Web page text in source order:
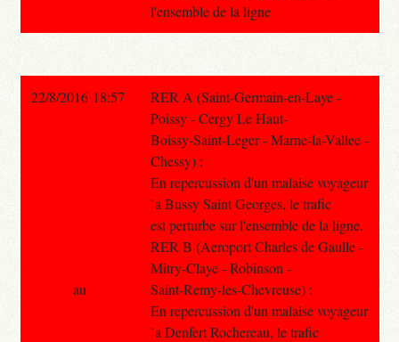
l'ensemble de la ligne
22/8/2016 18:57
RER A (Saint-Germain-en-Laye -
Poissy - Cergy Le Haut-
Boissy-Saint-Leger - Marne-la-Vallee -
Chessy) :
En repercussion d'un malaise voyageur
`a Bussy Saint Georges, le trafic
est perturbe sur l'ensemble de la ligne.
RER B (Aeroport Charles de Gaulle -
Mitry-Claye - Robinson -
Saint-Remy-les-Chevreuse) :
En repercussion d'un malaise voyageur
`a Denfert Rochereau, le trafic
au